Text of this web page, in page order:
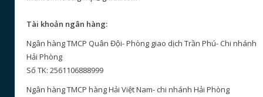
Tài khoản ngân hàng:
Ngân hàng TMCP Quân Đội- Phòng giao dịch Trần Phú- Chi nhánh
Hải Phòng
Số TK: 2561106888999
Ngân hàng TMCP hàng Hải Việt Nam- chi nhánh Hải Phòng